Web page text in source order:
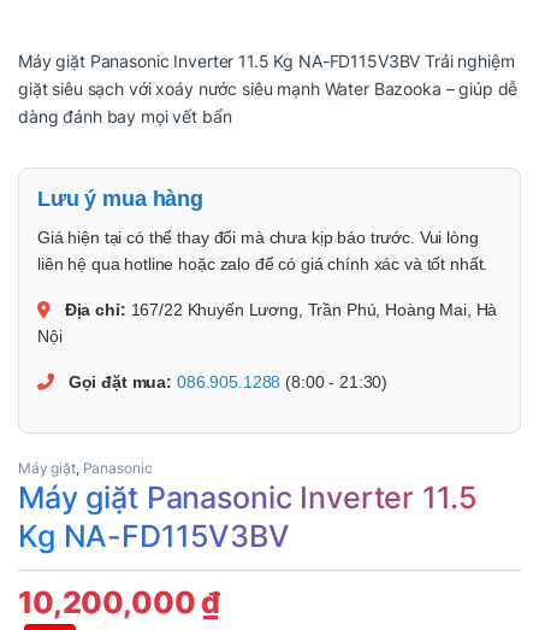
Máy giặt Panasonic Inverter 11.5 Kg NA-FD115V3BV Trải nghiệm
giặt siêu sạch với xoáy nước siêu mạnh Water Bazooka – giúp dễ
dàng đánh bay mọi vết bẩn
Lưu ý mua hàng
Giá hiện tại có thể thay đổi mà chưa kịp báo trước. Vui lòng
liên hệ qua hotline hoặc zalo để có giá chính xác và tốt nhất.
Địa chỉ: 167/22 Khuyến Lương, Trần Phú, Hoàng Mai, Hà
Nội
Gọi đặt mua: 086.905.1288 (8:00 - 21:30)
Máy giặt, Panasonic
Máy giặt Panasonic Inverter 11.5
Kg NA-FD115V3BV
10,200,000 ₫